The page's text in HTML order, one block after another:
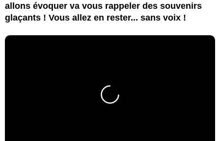
allons évoquer va vous rappeler des souvenirs
glaçants ! Vous allez en rester... sans voix !